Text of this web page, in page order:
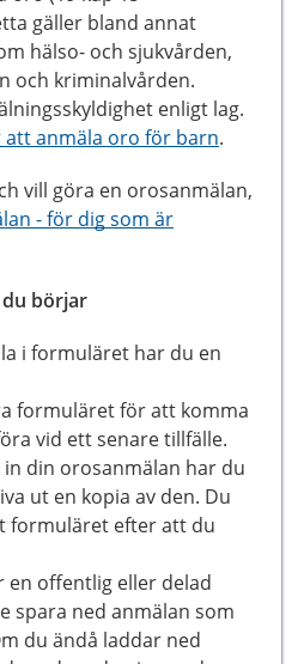
gäller bland annat
hälso- och sjukvården,
och kriminalvården.
enligt lag.
att anmäla oro för barn.
vill göra en orosanmälan,
- för dig som är
börjar
i formuläret har du en
formuläret för att komma
vid ett senare tillfälle.
in din orosanmälan har du
ut en kopia av den. Du
formuläret efter att du
en offentlig eller delad
spara ned anmälan som
du ändå laddar ned